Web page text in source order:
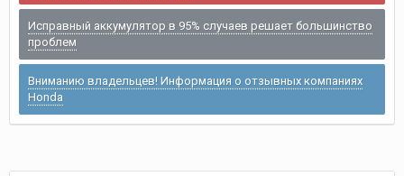
Исправный аккумулятор в 95% случаев решает большинство
проблем
Вниманию владельцев! Информация о отзывных компаниях
Honda